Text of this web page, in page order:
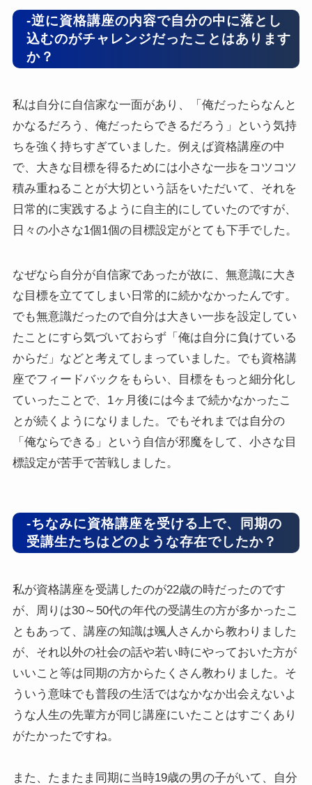
-逆に資格講座の内容で自分の中に落とし
込むのがチャレンジだったことはあります
か？
私は自分に自信家な一面があり、「俺だったらなんと
かなるだろう、俺だったらできるだろう」という気持
ちを強く持ちすぎていました。例えば資格講座の中
で、大きな目標を得るためには小さな一歩をコツコツ
積み重ねることが大切という話をいただいて、それを
日常的に実践するように自主的にしていたのですが、
日々の小さな1個1個の目標設定がとても下手でした。
なぜなら自分が自信家であったが故に、無意識に大き
な目標を立ててしまい日常的に続かなかったんです。
でも無意識だったので自分は大きい一歩を設定してい
たことにすら気づいておらず「俺は自分に負けている
からだ」などと考えてしまっていました。でも資格講
座でフィードバックをもらい、目標をもっと細分化し
ていったことで、1ヶ月後には今まで続かなかったこ
とが続くようになりました。でもそれまでは自分の
「俺ならできる」という自信が邪魔をして、小さな目
標設定が苦手で苦戦しました。
-ちなみに資格講座を受ける上で、同期の
受講生たちはどのような存在でしたか？
私が資格講座を受講したのが22歳の時だったのです
が、周りは30～50代の年代の受講生の方が多かったこ
ともあって、講座の知識は颯人さんから教わりました
が、それ以外の社会の話や若い時にやっておいた方が
いいこと等は同期の方からたくさん教わりました。そ
ういう意味でも普段の生活ではなかなか出会えないよ
うな人生の先輩方が同じ講座にいたことはすごくあり
がたかったですね。
また、たまたま同期に当時19歳の男の子がいて、自分